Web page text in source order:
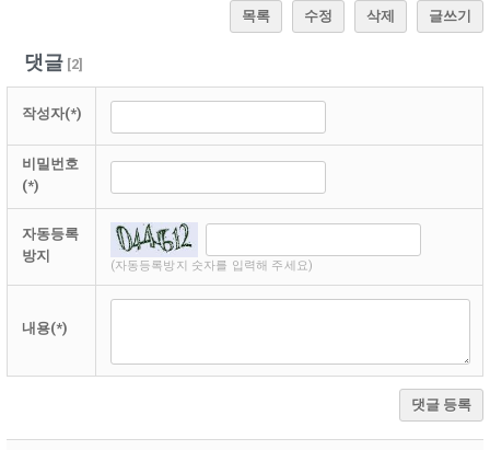
목록 수정 삭제 글쓰기
댓글[2]
작성자(*)
비밀번호
(*)
자동등록
방지
(자동등록방지 숫자를 입력해 주세요)
내용(*)
댓글 등록